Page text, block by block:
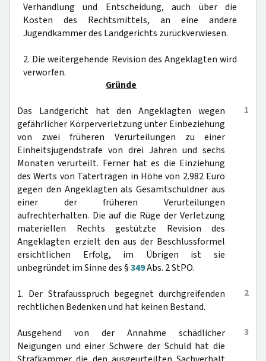
Verhandlung und Entscheidung, auch über die
Kosten des Rechtsmittels, an eine andere
Jugendkammer des Landgerichts zurückverwiesen.
2. Die weitergehende Revision des Angeklagten wird
verworfen.
Gründe
1
Das Landgericht hat den Angeklagten wegen
gefährlicher Körperverletzung unter Einbeziehung
von zwei früheren Verurteilungen zu einer
Einheitsjugendstrafe von drei Jahren und sechs
Monaten verurteilt. Ferner hat es die Einziehung
des Werts von Taterträgen in Höhe von 2.982 Euro
gegen den Angeklagten als Gesamtschuldner aus
einer der früheren Verurteilungen
aufrechterhalten. Die auf die Rüge der Verletzung
materiellen Rechts gestützte Revision des
Angeklagten erzielt den aus der Beschlussformel
ersichtlichen Erfolg, im Übrigen ist sie
unbegründet im Sinne des §349Abs. 2 StPO.
2
1. Der Strafausspruch begegnet durchgreifenden
rechtlichen Bedenken und hat keinen Bestand.
3
Ausgehend von der Annahme schädlicher
Neigungen und einer Schwere der Schuld hat die